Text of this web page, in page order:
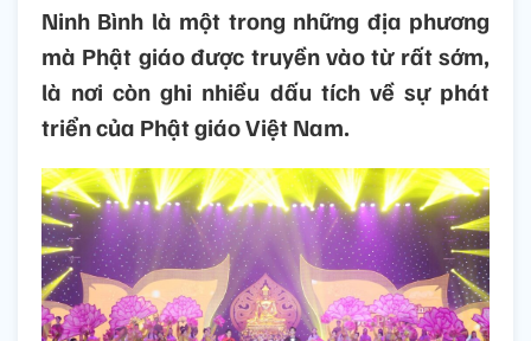
Ninh Bình là một trong những địa phương
mà Phật giáo được truyền vào từ rất sớm,
là nơi còn ghi nhiều dấu tích về sự phát
triển của Phật giáo Việt Nam.